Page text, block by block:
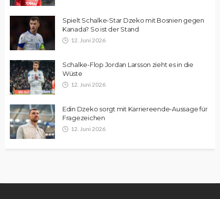
Spielt Schalke-Star Dzeko mit Bosnien gegen
Kanada? So ist der Stand
12. Juni 2026
Schalke-Flop Jordan Larsson zieht es in die
Wüste
12. Juni 2026
Edin Dzeko sorgt mit Karriereende-Aussage für
Fragezeichen
12. Juni 2026